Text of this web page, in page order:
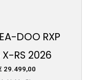
DOO RXP
RS 2026
29.499,00